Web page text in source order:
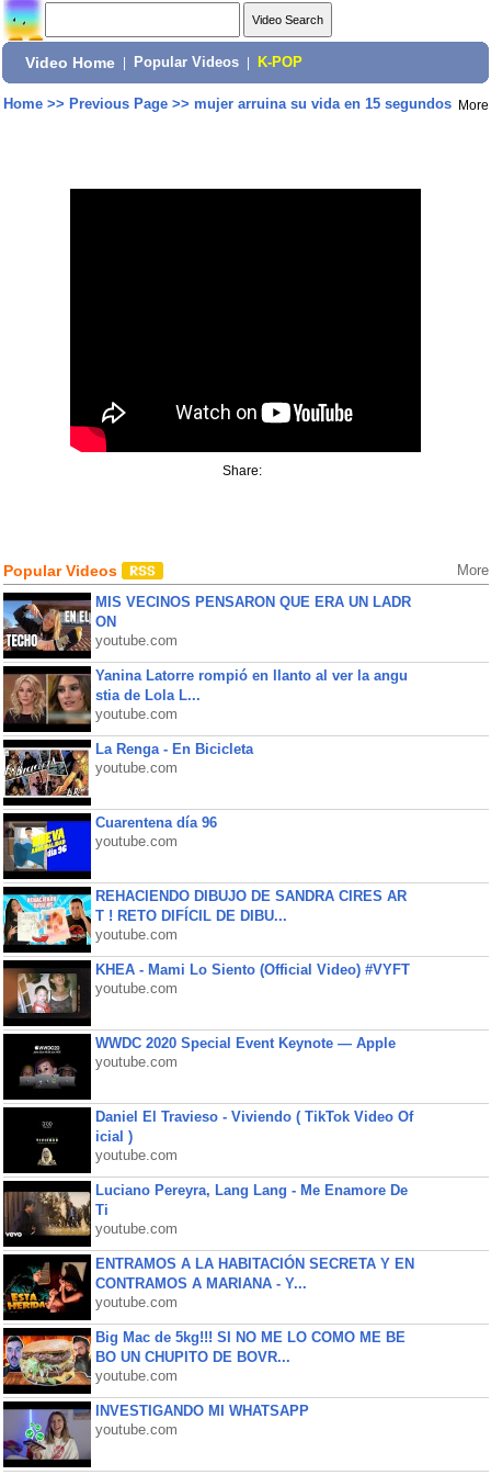
Video Home Popular Videos K-POP
Home>> Previous Page>> mujer arruina su vida en 15 segundos More
Share:
Popular Videos More
MIS VECINOS PENSARON QUE ERA UN LADR
ON
youtube.com
Yanina Latorre rompió en llanto al ver la angu
stia de Lola L...
youtube.com
La Renga - En Bicicleta
youtube.com
Cuarentena día 96
youtube.com
REHACIENDO DIBUJO DE SANDRA CIRES AR
T ! RETO DIFÍCIL DE DIBU...
youtube.com
KHEA - Mami Lo Siento (Official Video) #VYFT
youtube.com
WWDC 2020 Special Event Keynote — Apple
youtube.com
Daniel El Travieso - Viviendo ( TikTok Video Of
icial )
youtube.com
Luciano Pereyra, Lang Lang - Me Enamore De
Ti
youtube.com
ENTRAMOS A LA HABITACIÓN SECRETA Y EN
CONTRAMOS A MARIANA - Y...
youtube.com
Big Mac de 5kg!!! SI NO ME LO COMO ME BE
BO UN CHUPITO DE BOVR...
youtube.com
INVESTIGANDO MI WHATSAPP
youtube.com